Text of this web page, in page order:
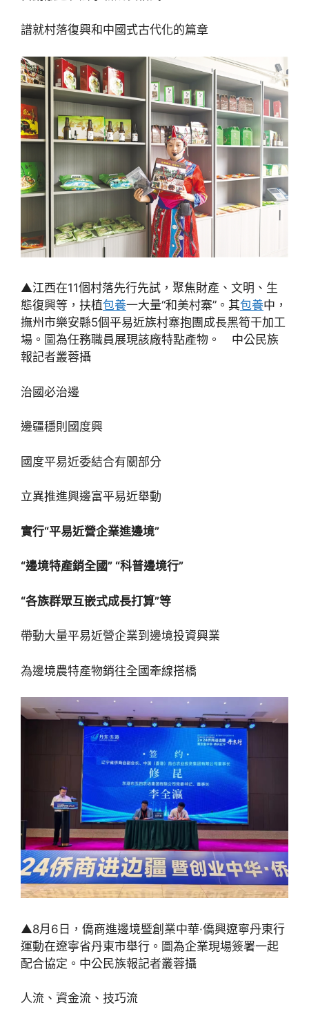
譜就村落復興和中國式古代化的篇章
▲江西在11個村落先行先試，聚焦財產、文明、生
態復興等，扶植包養一大量“和美村寨”。其包養中，
撫州市樂安縣5個平易近族村寨抱團成長黑筍干加工
場。圖為任務職員展現該廠特點產物。 中公民族
報記者叢蓉攝
治國必治邊
邊疆穩則國度興
國度平易近委結合有關部分
立異推進興邊富平易近舉動
實行“平易近營企業進邊境”
“邊境特產銷全國” “科普邊境行”
“各族群眾互嵌式成長打算”等
帶動大量平易近營企業到邊境投資興業
為邊境農特產物銷往全國牽線搭橋
▲8月6日，僑商進邊境暨創業中華·僑興遼寧丹東行
運動在遼寧省丹東市舉行。圖為企業現場簽署一起
配合協定。中公民族報記者叢蓉攝
人流、資金流、技巧流